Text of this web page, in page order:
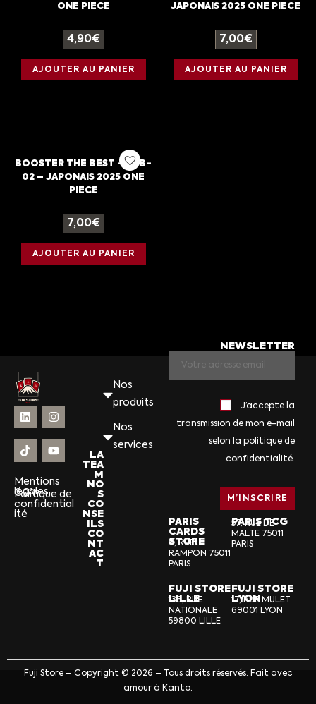
ONE PIECE
4,90€
AJOUTER AU PANIER
JAPONAIS 2025 ONE PIECE
7,00€
AJOUTER AU PANIER
BOOSTER THE BEST – PRB-
02 – JAPONAIS 2025 ONE
PIECE
7,00€
AJOUTER AU PANIER
Mentions
légales
CGV
Politique de
confidential
ité
Nos
produits
Nos
services
LA
TEA
M
NO
S
CO
NSE
ILS
CO
NT
AC
T
NEWSLETTER
J’accepte la
transmission de mon e-mail
selon la politique de
confidentialité.
PARIS
CARDS
STORE
6, RUE
RAMPON 75011
PARIS
PARIS TCG
57, RUE DE
MALTE 75011
PARIS
FUJI STORE
LILLE
136, RUE
NATIONALE
59800 LILLE
FUJI STORE
LYON
17, RUE MULET
69001 LYON
Fuji Store – Copyright © 2026 – Tous droits réservés. Fait avec
amour à Kanto.